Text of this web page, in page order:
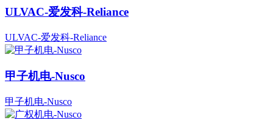
ULVAC-爱发科-Reliance
ULVAC-爱发科-Reliance
甲子机电-Nusco
甲子机电-Nusco